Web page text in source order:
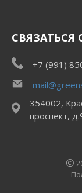
СВЯЗАТЬСЯ
+7 (991)
354002,
проспект,